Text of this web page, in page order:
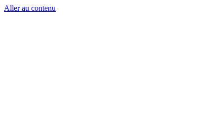
Aller au contenu